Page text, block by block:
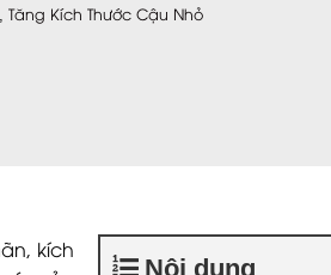
Tăng Kích Thước Cậu Nhỏ
Nội dung
kích